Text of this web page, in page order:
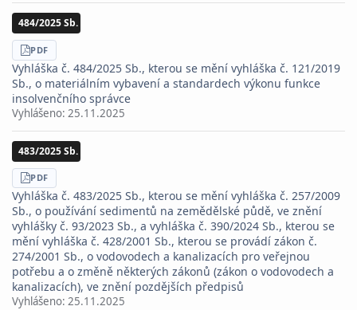
484/2025 Sb.
STÁHNOUT
PDF
Vyhláška č. 484/2025 Sb., kterou se mění vyhláška č. 121/2019
Sb., o materiálním vybavení a standardech výkonu funkce
insolvenčního správce
Vyhlášeno: 25.11.2025
483/2025 Sb.
STÁHNOUT
PDF
Vyhláška č. 483/2025 Sb., kterou se mění vyhláška č. 257/2009
Sb., o používání sedimentů na zemědělské půdě, ve znění
vyhlášky č. 93/2023 Sb., a vyhláška č. 390/2024 Sb., kterou se
mění vyhláška č. 428/2001 Sb., kterou se provádí zákon č.
274/2001 Sb., o vodovodech a kanalizacích pro veřejnou
potřebu a o změně některých zákonů (zákon o vodovodech a
kanalizacích), ve znění pozdějších předpisů
Vyhlášeno: 25.11.2025